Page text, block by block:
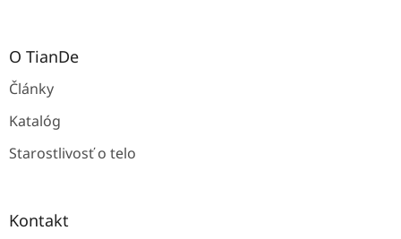
O TianDe
Články
Katalóg
Starostlivosť o telo
Kontakt